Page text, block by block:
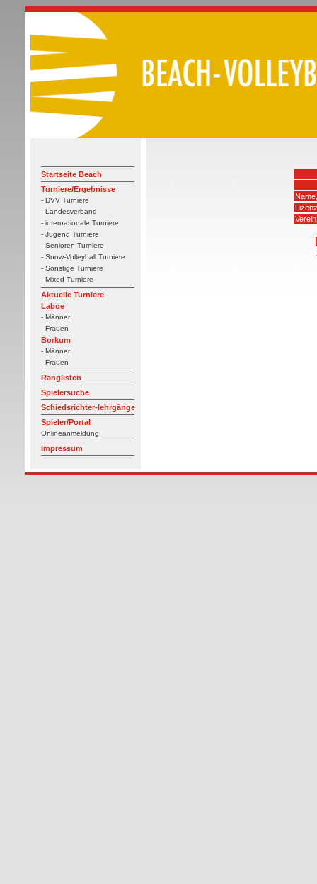
Startseite Beach
Turniere/Ergebnisse
- DVV Turniere
- Landesverband
- internationale Turniere
- Jugend Turniere
- Senioren Turniere
- Snow-Volleyball Turniere
- Sonstige Turniere
- Mixed Turniere
Aktuelle Turniere
Laboe
- Männer
- Frauen
Borkum
- Männer
- Frauen
Ranglisten
Spielersuche
Schiedsrichter-lehrgänge
Spieler/Portal
Onlineanmeldung
Impressum
Verein